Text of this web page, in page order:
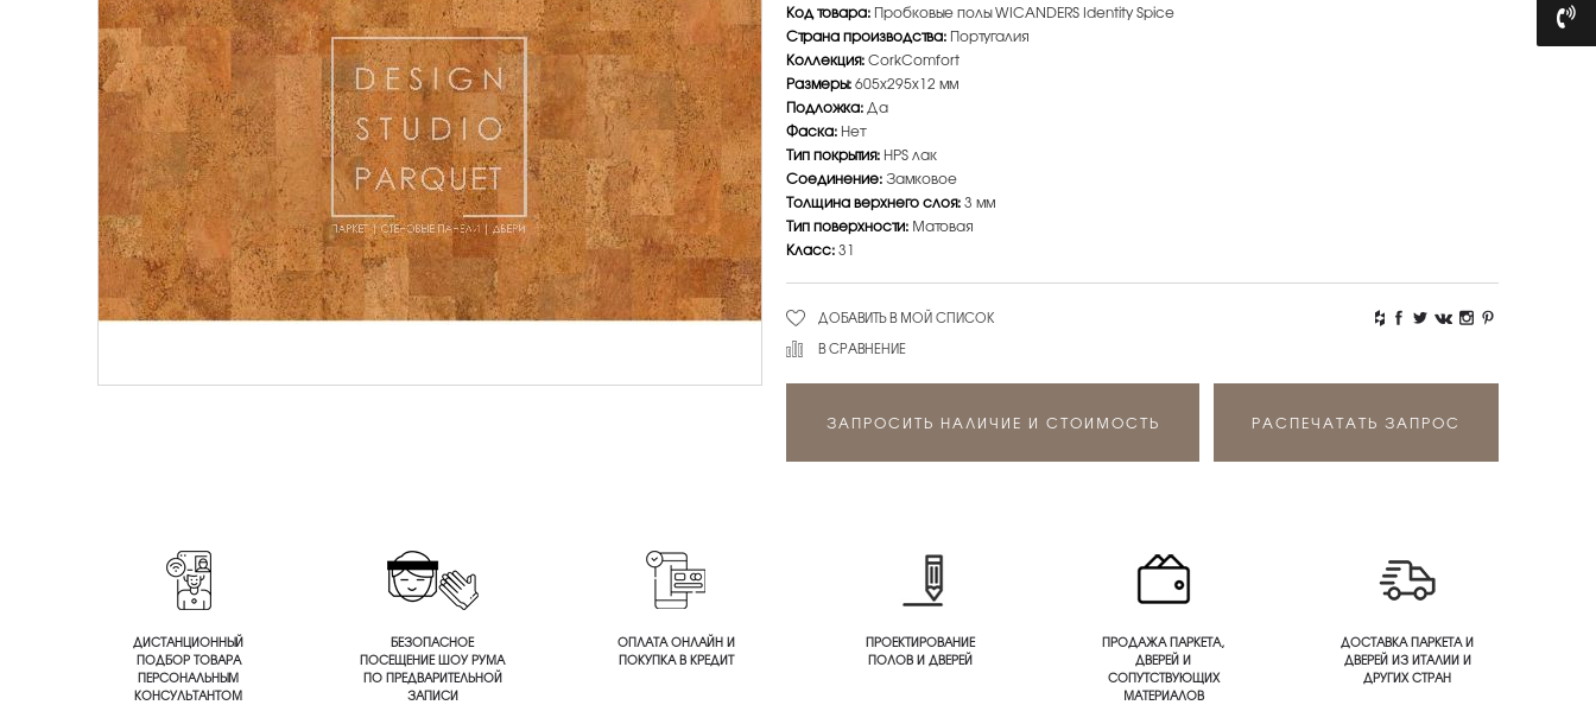
Код товара: Пробковые полы WICANDERS Identity Spice
Страна производства: Португалия
Коллекция:CorkComfort
Размеры:605х295х12 мм
Подложка:Да
Фаска: Нет
Тип покрытия: HPS лак
Соединение:Замковое
Толщина верхнего слоя:3 мм
Тип поверхности: Матовая
Класс:31
ДОБАВИТЬ В МОЙ СПИСОК
В СРАВНЕНИЕ
ЗАПРОСИТЬ НАЛИЧИЕ И СТОИМОСТЬ РАСПЕЧАТАТЬ ЗАПРОС
ДИСТАНЦИОННЫЙ
ПОДБОР ТОВАРА
ПЕРСОНАЛЬНЫМ
КОНСУЛЬТАНТОМ
БЕЗОПАСНОЕ
ПОСЕЩЕНИЕ ШОУ РУМА
ПО ПРЕДВАРИТЕЛЬНОЙ
ЗАПИСИ
ОПЛАТА ОНЛАЙН И
ПОКУПКА В КРЕДИТ
ПРОЕКТИРОВАНИЕ
ПОЛОВ И ДВЕРЕЙ
ПРОДАЖА ПАРКЕТА,
ДВЕРЕЙ И
СОПУТСТВУЮЩИХ
МАТЕРИАЛОВ
ДОСТАВКА ПАРКЕТА И
ДВЕРЕЙ ИЗ ИТАЛИИ И
ДРУГИХ СТРАН